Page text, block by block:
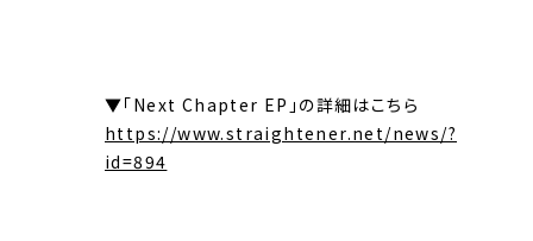
▼「Next Chapter EP」の詳細はこちら
https://www.straightener.net/news/?
id=894